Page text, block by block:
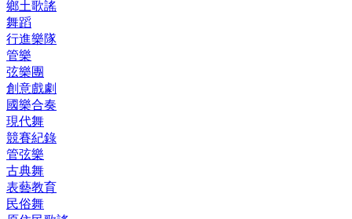
鄉土歌謠
舞蹈
行進樂隊
管樂
弦樂團
創意戲劇
國樂合奏
現代舞
競賽紀錄
管弦樂
古典舞
表藝教育
民俗舞